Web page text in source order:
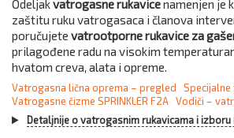
Odeljakvatrogasne rukavicenamenjen je
zaštitu ruku vatrogasaca i članova
poručujete vatrootporne rukavice za
prilagođene radu na visokim
hvatom creva, alata i opreme.
Vatrogasna lična oprema – pregled
Specijalne
Vatrogasne čizme SPRINKLER F2A Vodiči –
Detaljnije o vatrogasnim rukavicama i